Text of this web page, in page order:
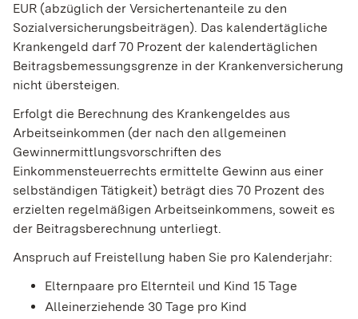
EUR (abzüglich der Versichertenanteile zu den
Sozialversicherungsbeiträgen). Das kalendertägliche
Krankengeld darf 70 Prozent der kalendertäglichen
Beitragsbemessungsgrenze in der Krankenversicherung
nicht übersteigen.
Erfolgt die Berechnung des Krankengeldes aus
Arbeitseinkommen (der nach den allgemeinen
Gewinnermittlungsvorschriften des
Einkommensteuerrechts ermittelte Gewinn aus einer
selbständigen Tätigkeit) beträgt dies 70 Prozent des
erzielten regelmäßigen Arbeitseinkommens, soweit es
der Beitragsberechnung unterliegt.
Anspruch auf Freistellung haben Sie pro Kalenderjahr:
Elternpaare pro Elternteil und Kind 15 Tage
Alleinerziehende 30 Tage pro Kind